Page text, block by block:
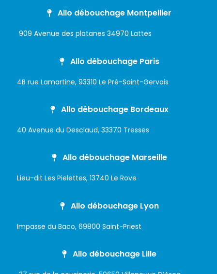
Allo débouchage Montpellier
909 Avenue des platanes 34970 Lattes
Allo débouchage Paris
4B rue Lamartine, 93310 Le Pré-Saint-Gervais
Allo débouchage Bordeaux
40 Avenue du Desclaud, 33370 Tresses
Allo débouchage Marseille
Lieu-dit Les Pielettes, 13740 Le Rove
Allo débouchage Lyon
Impasse du Baco, 69800 Saint-Priest
Allo débouchage Lille